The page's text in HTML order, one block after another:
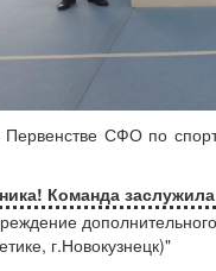
СФО по
Команда
г.Новокузнецк)"